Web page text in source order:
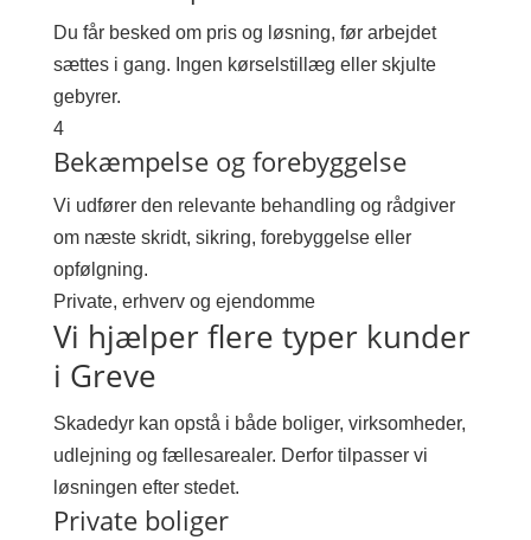
Du får besked om pris og løsning, før arbejdet
sættes i gang. Ingen kørselstillæg eller skjulte
gebyrer.
4
Bekæmpelse og forebyggelse
Vi udfører den relevante behandling og rådgiver
om næste skridt, sikring, forebyggelse eller
opfølgning.
Private, erhverv og ejendomme
Vi hjælper flere typer kunder
i Greve
Skadedyr kan opstå i både boliger, virksomheder,
udlejning og fællesarealer. Derfor tilpasser vi
løsningen efter stedet.
Private boliger